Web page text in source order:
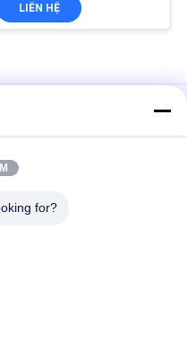
LIÊN HỆ
thải MBBR 25X10mm
thiết bị FAS xử lý nước
for?